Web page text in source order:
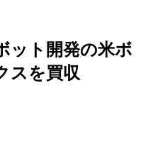
ット開発の米ボ
スを買収